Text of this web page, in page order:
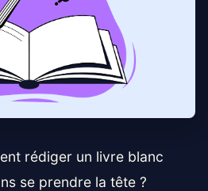
rédiger un livre blanc
se prendre la tête ?